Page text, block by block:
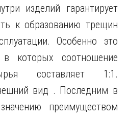
изделий гарантирует
к образованию трещин
Особенно это
в которых соотношение
составляет 1:1.
вид . Последним в
преимуществом